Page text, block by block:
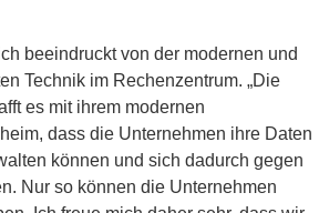
beeindruckt von der modernen und
Technik im Rechenzentrum. „Die
es mit ihrem modernen
dass die Unternehmen ihre Daten
können und sich dadurch gegen
Nur so können die Unternehmen